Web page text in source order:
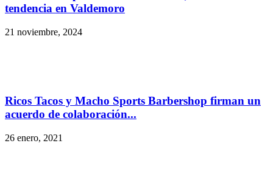
tendencia en Valdemoro
21 noviembre, 2024
Ricos Tacos y Macho Sports Barbershop firman un
acuerdo de colaboración...
26 enero, 2021